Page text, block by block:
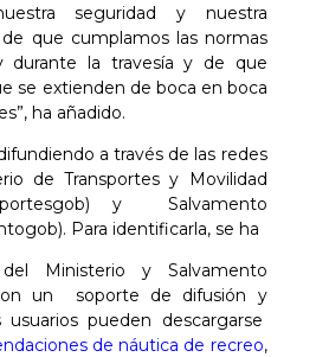
seguridad y nuestra
que cumplamos las normas
durante la travesía y de que
se extienden de boca en boca
ha añadido.
a través de las redes
de Transportes y Movilidad
y Salvamento
Para identificarla, se ha
Ministerio y Salvamento
un soporte de difusión y
pueden descargarse
de náutica de recreo,